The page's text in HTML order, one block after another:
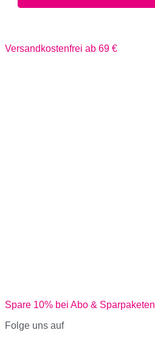
Versandkostenfrei ab 69 €
Spare 10% bei Abo & Sparpaketen
Folge uns auf